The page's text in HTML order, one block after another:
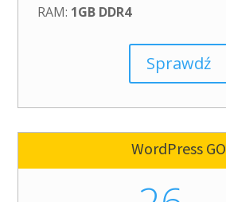
RAM: 1GB DDR4
Sprawdź
WordPress GO